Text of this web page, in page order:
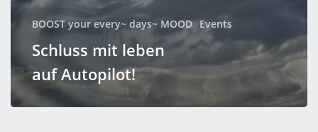
BOOST your every~ days~ MOOD Events
Schluss mit leben
auf Autopilot!